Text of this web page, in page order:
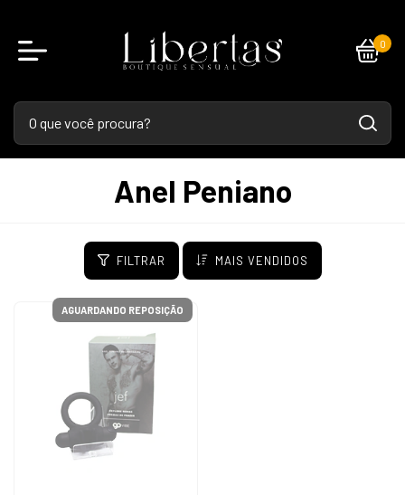
0
Anel Peniano
FILTRAR MAIS VENDIDOS
AGUARDANDO REPOSIÇÃO